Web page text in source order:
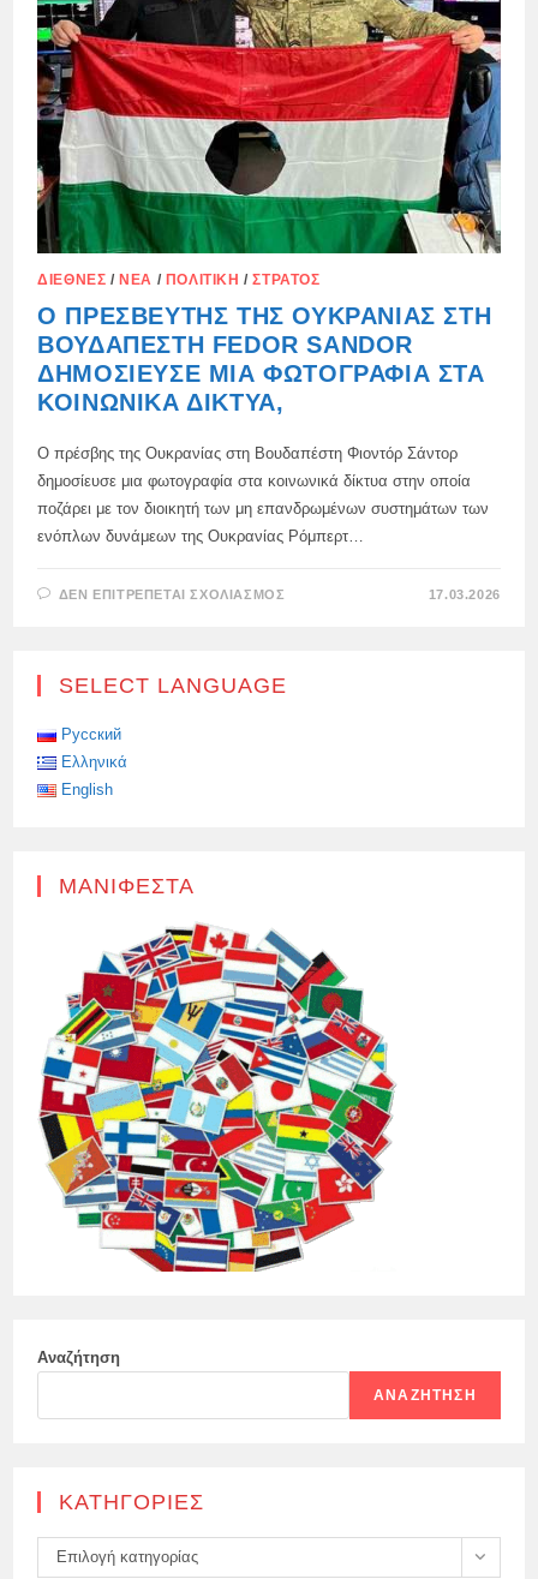
ΔΙΕΘΝΈΣ / ΝΈΑ / ΠΟΛΙΤΙΚΉ /ΣΤΡΑΤΌΣ
Ο ΠΡΕΣΒΕΥΤΉΣ ΤΗΣ ΟΥΚΡΑΝΊΑΣ ΣΤΗ
ΒΟΥΔΑΠΈΣΤΗ FEDOR SANDOR
ΔΗΜΟΣΊΕΥΣΕ ΜΙΑ ΦΩΤΟΓΡΑΦΊΑ ΣΤΑ
ΚΟΙΝΩΝΙΚΆ ΔΊΚΤΥΑ,
Ο πρέσβης της Ουκρανίας στη Βουδαπέστη Φιοντόρ Σάντορ
δημοσίευσε μια φωτογραφία στα κοινωνικά δίκτυα στην οποία
ποζάρει με τον διοικητή των μη επανδρωμένων συστημάτων των
ενόπλων δυνάμεων της Ουκρανίας Ρόμπερτ…
ΔΕΝ ΕΠΙΤΡΈΠΕΤΑΙ ΣΧΟΛΙΑΣΜΌΣ
ΒΟΥΔΑΠΈΣΤΗ
17.03.2026
SELECT LANGUAGE
Русский
Ελληνικά
English
ΜΑΝΙΦΈΣΤΑ
Αναζήτηση
ΑΝΑΖΉΤΗΣΗ
KΑΤΗΓΟΡΊΕΣ
Kατηγορίες
Επιλογή κατηγορίας